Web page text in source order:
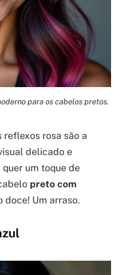
para os cabelos pretos.
reflexos rosa são a
delicado e
um toque de
preto com
doce! Um arraso.